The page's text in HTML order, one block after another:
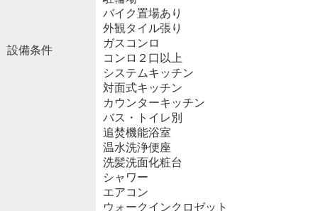
設備条件
バイク置場あり
外観タイル張り
ガスコンロ
コンロ２口以上
システムキッチン
対面式キッチン
カウンターキッチン
バス・トイレ別
追焚機能浴室
温水洗浄便座
洗髪洗面化粧台
シャワー
エアコン
ウォークインクロゼット